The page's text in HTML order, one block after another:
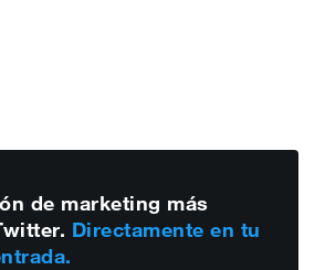
de marketing más
Directamente en tu